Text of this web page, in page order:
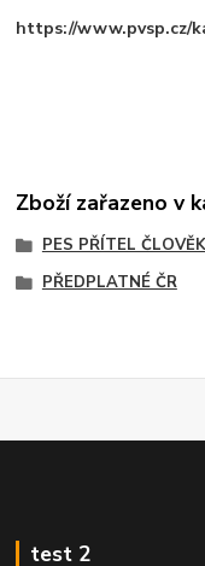
https://www.pvsp.cz/
Zboží zařazeno v
PES PŘÍTEL
PŘEDPLATNÉ ČR
test 2